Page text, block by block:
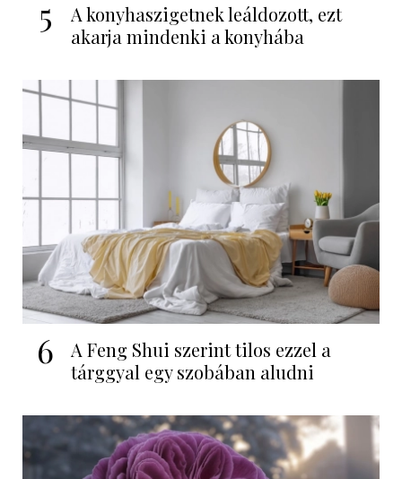
5
A konyhaszigetnek leáldozott, ezt
akarja mindenki a konyhába
6
A Feng Shui szerint tilos ezzel a
tárggyal egy szobában aludni